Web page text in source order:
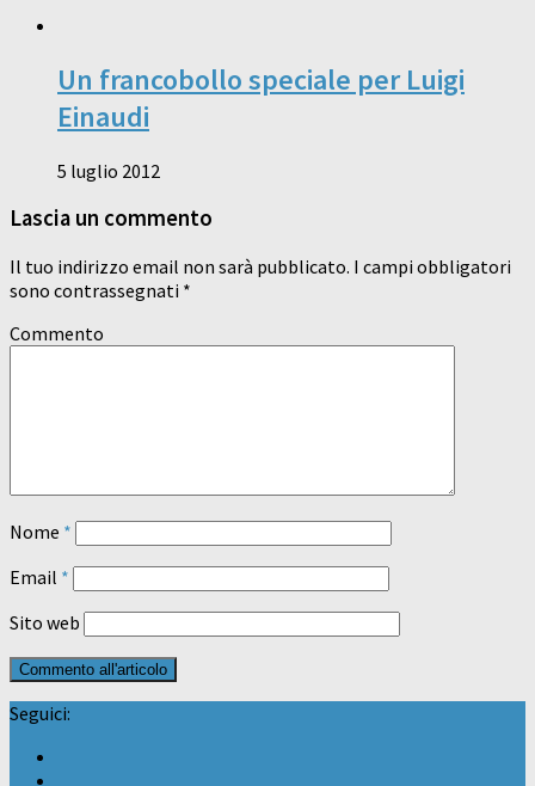
Un francobollo speciale per Luigi
Einaudi
5 luglio 2012
Lascia un commento
Il tuo indirizzo email non sarà pubblicato. I campi obbligatori
sono contrassegnati *
Commento
Nome *
Email *
Sito web
Seguici: